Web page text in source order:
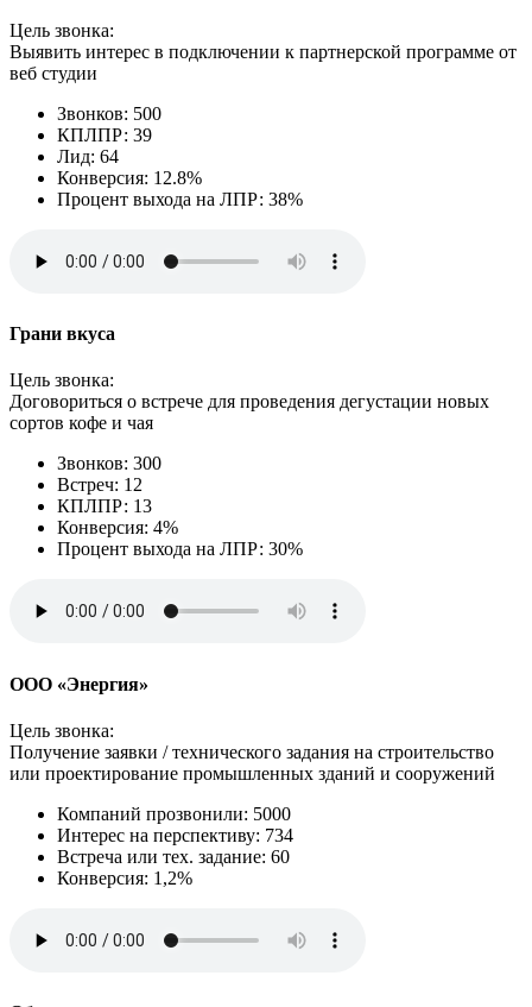
Цель звонка:
Выявить интерес в подключении к партнерской программе от
веб студии
Звонков: 500
КПЛПР: 39
Лид: 64
Конверсия: 12.8%
Процент выхода на ЛПР: 38%
Грани вкуса
Цель звонка:
Договориться о встрече для проведения дегустации новых
сортов кофе и чая
Звонков: 300
Встреч: 12
КПЛПР: 13
Конверсия: 4%
Процент выхода на ЛПР: 30%
ООО «Энергия»
Цель звонка:
Получение заявки / технического задания на строительство
или проектирование промышленных зданий и сооружений
Компаний прозвонили: 5000
Интерес на перспективу: 734
Встреча или тех. задание: 60
Конверсия: 1,2%